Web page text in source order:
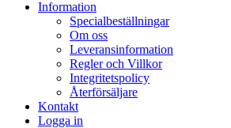
Information
Specialbeställningar
Om oss
Leveransinformation
Regler och Villkor
Integritetspolicy
Återförsäljare
Kontakt
Logga in